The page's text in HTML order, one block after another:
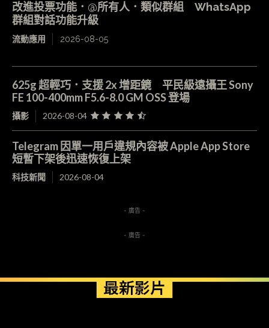
改進投票功能．@所有人．類似群組 WhatsApp
群組對話功能升級
流動應用 2026-08-05
625g 超輕巧．支援 2x 增距鏡 平民級遠攝王 Sony
FE 100-400mm F5.6-8.0 GM OSS 登場
攝影 2026-08-04
Telegram 因單一用戶違規內容被 Apple App Store
短暫下架後迅速恢復上架
科技新聞 2026-08-04
- 廣告 -
- 廣告 -
最新影片